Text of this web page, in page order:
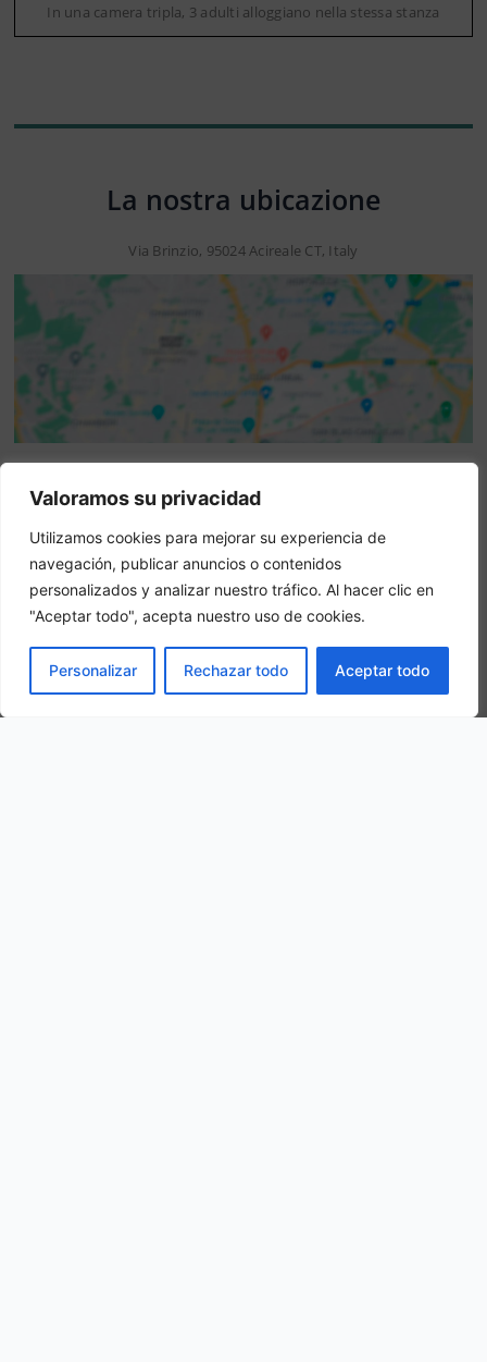
Valoramos su privacidad
Utilizamos cookies para mejorar su experiencia de
navegación, publicar anuncios o contenidos
personalizados y analizar nuestro tráfico. Al hacer clic en
"Aceptar todo", acepta nuestro uso de cookies.
Personalizar Rechazar todo Aceptar todo
In una camera tripla, 3 adulti alloggiano nella stessa stanza
La nostra ubicazione
Via Brinzio, 95024 Acireale CT, Italy
Attenzione: questo non è un sito ufficiale. Questo sito
prenotazione online.
Siete il proprietario di questo sito web?–
Altri hotel in cittàPRENOTA